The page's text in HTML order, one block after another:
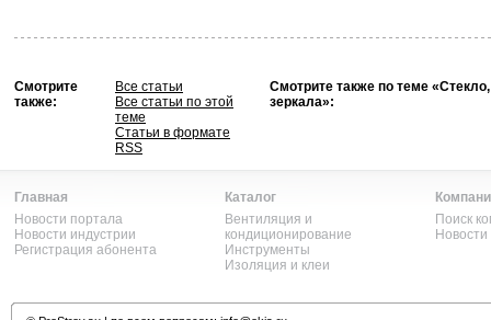
Смотрите
также:
Все статьи
Все статьи по этой
теме
Статьи в формате
RSS
Смотрите также по теме
зеркала»:
Главная
Новости портала
Новости индустрии
Регистрация абонента
Каталог
Вентиляция и
кондиционирование
Инструменты
Изоляция и клеи
Поиск